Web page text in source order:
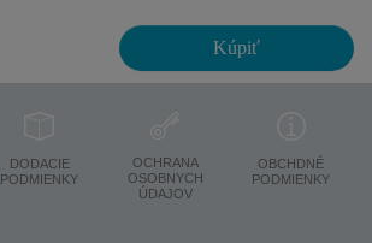
Kúpiť
DODACIE
PODMIENKY
OCHRANA
OSOBNYCH
ÚDAJOV
OBCHDNÉ
PODMIENKY